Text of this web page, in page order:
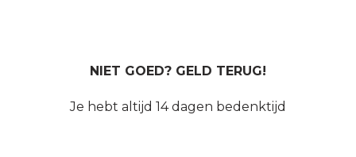
NIET GOED? GELD TERUG!
Je hebt altijd 14 dagen bedenktijd